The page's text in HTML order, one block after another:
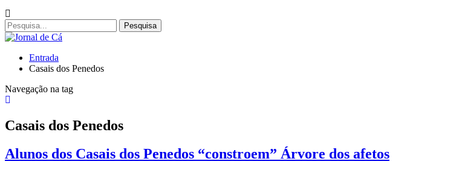
Entrada
Casais dos Penedos
Navegação na tag
Casais dos Penedos
Alunos dos Casais dos Penedos “constroem” Árvore dos afetos